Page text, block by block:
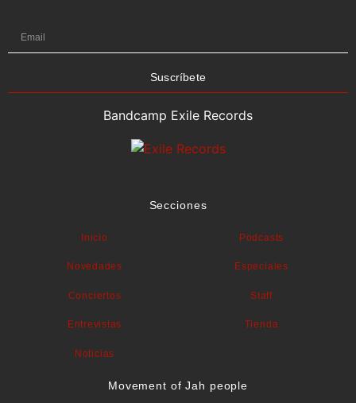
Suscríbete
Bandcamp Exile Records
Secciones
Inicio
Novedades
Conciertos
Entrevistas
Noticias
Podcasts
Especiales
Staff
Tienda
Movement of Jah people